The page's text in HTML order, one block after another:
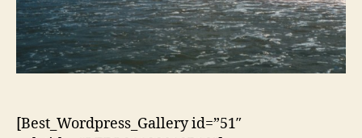
[Best_Wordpress_Gallery id=”51″